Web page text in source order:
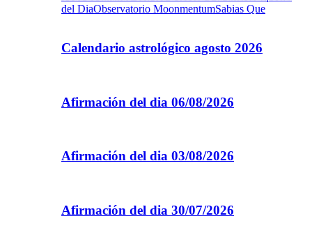
del DiaObservatorio MoonmentumSabias Que
Calendario astrológico agosto 2026
Afirmación del dia 06/08/2026
Afirmación del dia 03/08/2026
Afirmación del dia 30/07/2026